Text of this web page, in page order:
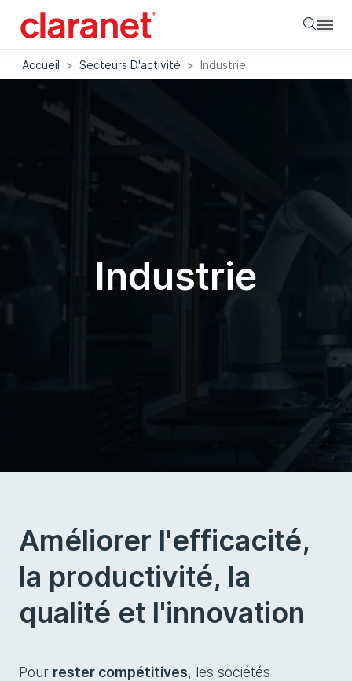
Accueil > Secteurs D'activité > Industrie
Industrie
Améliorer l'efficacité,
la productivité, la
qualité et l'innovation
Pour rester compétitives, les sociétés